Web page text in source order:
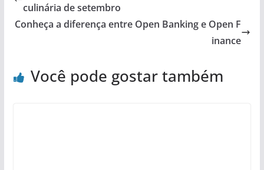
culinária de setembro
Conheça a diferença entre Open Banking e Open F
inance
Você pode gostar também